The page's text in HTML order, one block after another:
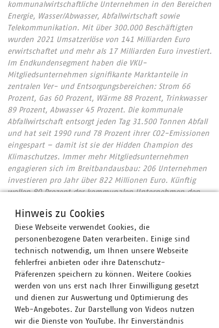
kommunalwirtschaftliche Unternehmen in den Bereichen
Energie, Wasser/Abwasser, Abfallwirtschaft sowie
Telekommunikation. Mit über 300.000 Beschäftigten
wurden 2021 Umsatzerlöse von 141 Milliarden Euro
erwirtschaftet und mehr als 17 Milliarden Euro investiert.
Im Endkundensegment haben die VKU-
Mitgliedsunternehmen signifikante Marktanteile in
zentralen Ver- und Entsorgungsbereichen: Strom 66
Prozent, Gas 60 Prozent, Wärme 88 Prozent, Trinkwasser
89 Prozent, Abwasser 45 Prozent. Die kommunale
Abfallwirtschaft entsorgt jeden Tag 31.500 Tonnen Abfall
und hat seit 1990 rund 78 Prozent ihrer CO2-Emissionen
eingespart – damit ist sie der Hidden Champion des
Klimaschutzes. Immer mehr Mitgliedsunternehmen
engagieren sich im Breitbandausbau: 206 Unternehmen
investieren pro Jahr über 822 Millionen Euro. Künftig
wollen 80 Prozent der kommunalen Unternehmen den
Glasfasernetz anbieten.
Wir halten Deutschland am Laufen – denn nichts
geschieht, wenn es nicht vor Ort passiert: Unser Beitrag
für heute und morgen: #Daseinsvorsorge. Unsere
Positionen:
www.vku.de
Ansprechpartner
Hinweis zu Cookies
Diese Webseite verwendet Cookies, die
personenbezogene Daten verarbeiten. Einige sind
technisch notwendig, um Ihnen unsere Webseite
fehlerfrei anbieten oder ihre Datenschutz-
Präferenzen speichern zu können. Weitere Cookies
werden von uns erst nach Ihrer Einwilligung gesetzt
und dienen zur Auswertung und Optimierung des
Web-Angebotes. Zur Darstellung von Videos nutzen
wir die Dienste von YouTube. Ihr Einverständnis